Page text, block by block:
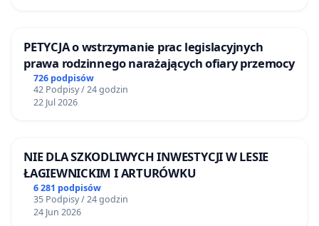
PETYCJA o wstrzymanie prac legislacyjnych
prawa rodzinnego narażających ofiary przemocy
726 podpisów
42 Podpisy / 24 godzin
22 Jul 2026
NIE DLA SZKODLIWYCH INWESTYCJI W LESIE
ŁAGIEWNICKIM I ARTURÓWKU
6 281 podpisów
35 Podpisy / 24 godzin
24 Jun 2026